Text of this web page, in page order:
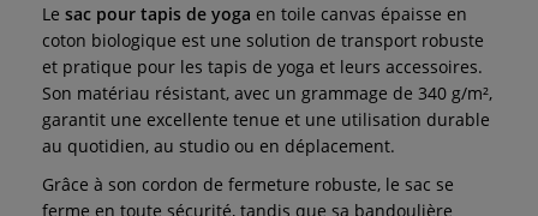
Le sac pour tapis de yoga en toile canvas épaisse en
coton biologique est une solution de transport robuste
et pratique pour les tapis de yoga et leurs accessoires.
Son matériau résistant, avec un grammage de 340 g/m²,
garantit une excellente tenue et une utilisation durable
au quotidien, au studio ou en déplacement.
Grâce à son cordon de fermeture robuste, le sac se
ferme en toute sécurité, tandis que sa bandoulière